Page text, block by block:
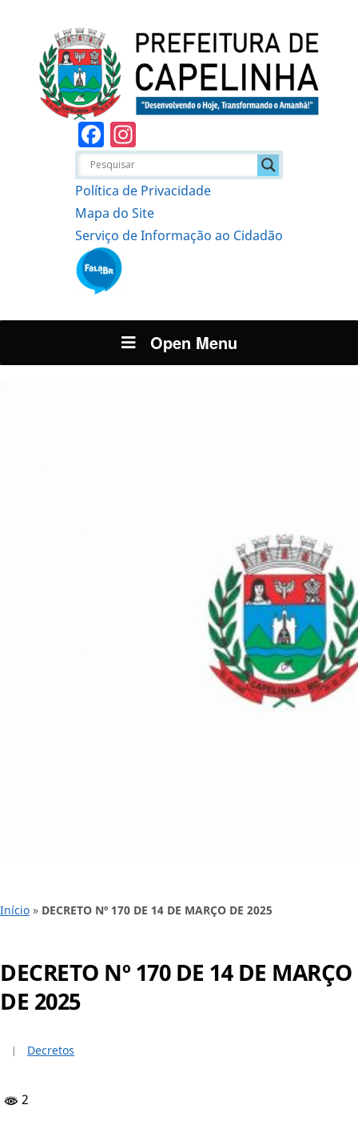
Facebook
Política de Privacidade
Mapa do Site
Serviço de Informação ao Cidadão
Open Menu
Início » DECRETO Nº 170 DE 14 DE MARÇO DE 2025
DECRETO Nº 170 DE 14 DE MARÇO
DE 2025
Decretos
2